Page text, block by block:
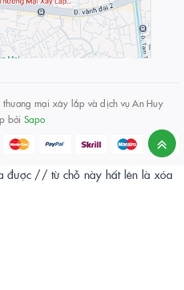
thương mại xây lắp và dịch vụ An Huy
bởi Sapo
được // từ chỗ này hất lên là xóa